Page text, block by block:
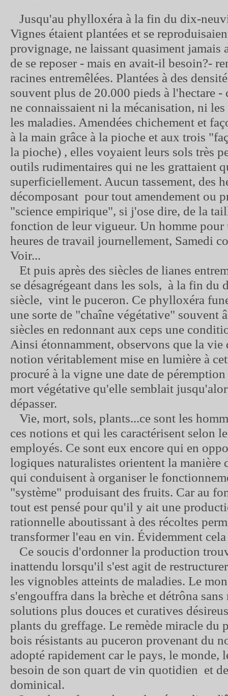
Jusqu'au phylloxéra à la fin du dix-
Vignes étaient plantées et se
provignage, ne laissant quasiment jamais
de se reposer - mais en avait-il besoin?-
racines entremêlées. Plantées à des
souvent plus de 20.000 pieds à l'hectare -
ne connaissaient ni la mécanisation, ni
les maladies. Amendées chichement et
à la main grâce à la pioche et aux trois
la pioche) , elles voyaient leurs sols très
outils rudimentaires qui ne les grattaient
superficiellement. Aucun tassement, des
décomposant pour tout amendement ou
"science empirique", si j'ose dire, de la
fonction de leur vigueur. Un homme pour
heures de travail journellement, Samedi
Voir...
Et puis après des siècles de lianes
se désagrégeant dans les sols, à la fin du
siècle, vint le puceron. Ce phylloxéra
une sorte de "chaîne végétative" souvent
siècles en redonnant aux ceps une
Ainsi étonnamment, observons que la vie
notion véritablement mise en lumière à
procuré à la vigne une date de
mort végétative qu'elle semblait
dépasser.
Vie, mort, sols, plants...ce sont les
ces notions et qui les caractérisent selon
employés. Ce sont eux encore qui en
logiques naturalistes orientent la manière
qui conduisent à organiser le
"système" produisant des fruits. Car au
tout est pensé pour qu'il y ait une
rationnelle aboutissant à des récoltes
transformer l'eau en vin. Évidemment
Ce soucis d'ordonner la production
inattendu lorsqu'il s'est agit de
les vignobles atteints de maladies. Le
s'engouffra dans la brèche et détrôna sans
solutions plus douces et curatives
plants du greffage. Le remède miracle du
bois résistants au puceron provenant du
adopté rapidement car le pays, le monde,
besoin de son quart de vin quotidien et
dominical.